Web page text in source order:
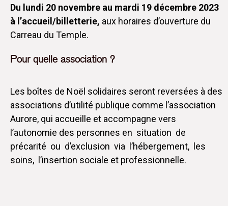
Du lundi 20 novembre au mardi 19 décembre 2023
à l’accueil/billetterie, aux horaires d’ouverture du
Carreau du Temple.
Pour quelle association ?
Les boîtes de Noël solidaires seront reversées à des
associations d’utilité publique comme l’association
Aurore, qui accueille et accompagne vers
l’autonomie des personnes en situation de
précarité ou d’exclusion via l’hébergement, les
soins, l’insertion sociale et professionnelle.